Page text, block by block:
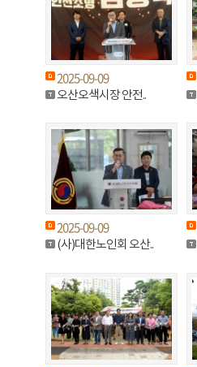
2025-09-09
오산오색시장 안전..
2025-09-09
(사)대한노인회 오산..